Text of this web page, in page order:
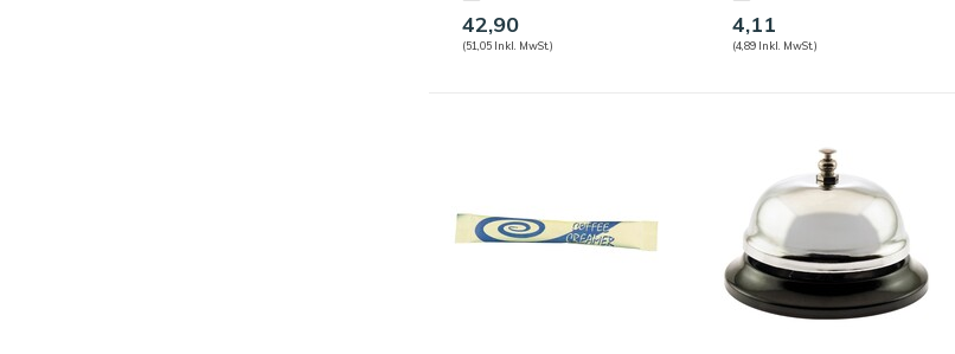
42,90
(51,05 Inkl. MwSt.)
4,11
(4,89 Inkl. MwSt.)